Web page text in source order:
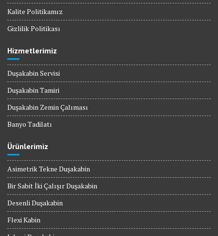
Kalite Politikamız
Gizlilik Politikası
Hizmetlerimiz
Duşakabin Servisi
Duşakabin Tamiri
Duşakabin Zemin Çalıması
Banyo Tadilatı
Ürünlerimiz
Asimetrik Tekne Duşakabin
Bir Sabit İki Çalışır Duşakabin
Desenli Duşakabin
Flexi Kabin